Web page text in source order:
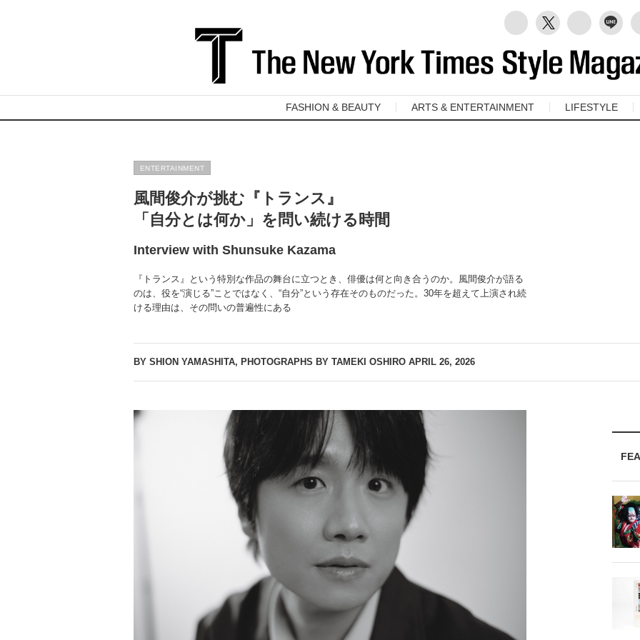
FASHION & BEAUTY ARTS & ENTERTAINMENT LIFESTYLE
ENTERTAINMENT
風間俊介が挑む『トランス』
「自分とは何か」を問い続ける時間
Interview with Shunsuke Kazama
『トランス』という特別な作品の舞台に立つとき、俳優は何と向き合うのか。風間俊介が語る
のは、役を“演じる”ことではなく、“自分”という存在そのものだった。30年を超えて上演され続
ける理由は、その問いの普遍性にある
BY SHION YAMASHITA, PHOTOGRAPHS BY TAMEKI OSHIRO APRIL 26, 2026